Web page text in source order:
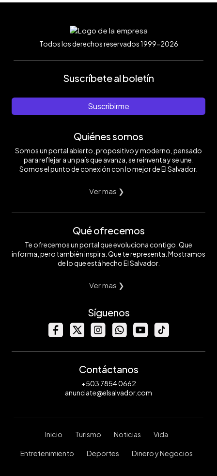
Todos los derechos reservados 1999-2026
Suscríbete al boletín
Suscribirme
Quiénes somos
Somos un portal abierto, propositivo y moderno, pensado
para reflejar a un país que avanza, se reinventa y se une.
Somos el punto de conexión con lo mejor de El Salvador.
Ver mas ❯
Qué ofrecemos
Te ofrecemos un portal que evoluciona contigo. Que
informa, pero también inspira. Que te representa. Mostramos
de lo que está hecho El Salvador.
Ver mas ❯
Síguenos
Contáctanos
+503 7854 0662
anunciate@elsalvador.com
Inicio Turismo Noticias Vida
Entretenimiento Deportes Dinero y Negocios